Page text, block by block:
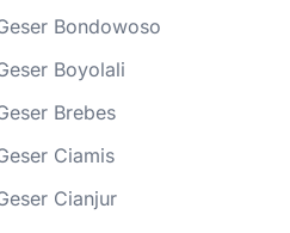
Bondowoso
Boyolali
Brebes
Ciamis
Cianjur